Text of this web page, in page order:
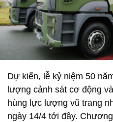
Dự kiến, lễ kỷ niệm 50
lượng cảnh sát cơ động
hùng lực lượng vũ trang
ngày 14/4 tới đây.